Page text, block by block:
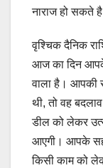
नाराज हो सकते
वृश्चिक दैनिक
आज का दिन
वाला है। आपकी
थी, तो वह
डील को लेकर
आएगी। आपके
किसी काम को